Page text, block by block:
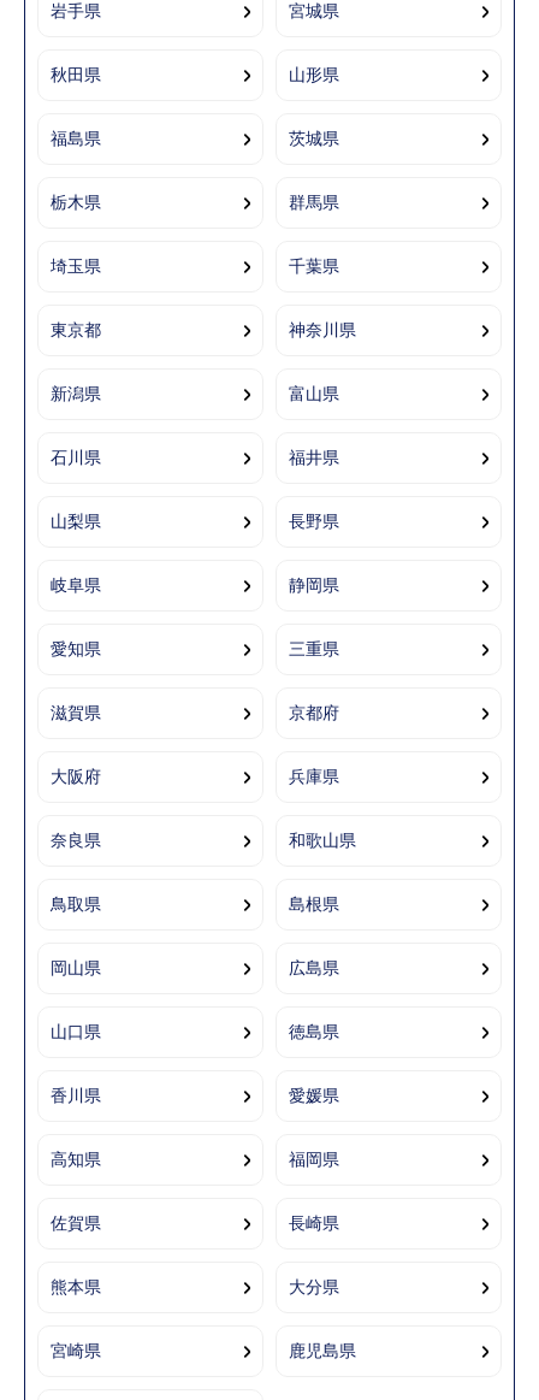
岩手県 宮城県
秋田県 山形県
福島県 茨城県
栃木県 群馬県
埼玉県 千葉県
東京都 神奈川県
新潟県 富山県
石川県 福井県
山梨県 長野県
岐阜県 静岡県
愛知県 三重県
滋賀県 京都府
大阪府 兵庫県
奈良県 和歌山県
鳥取県 島根県
岡山県 広島県
山口県 徳島県
香川県 愛媛県
高知県 福岡県
佐賀県 長崎県
熊本県 大分県
宮崎県 鹿児島県